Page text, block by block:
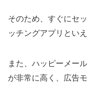
そのため、すぐにセ
ッチングアプリとい
また、ハッピーメー
が非常に高く、広告